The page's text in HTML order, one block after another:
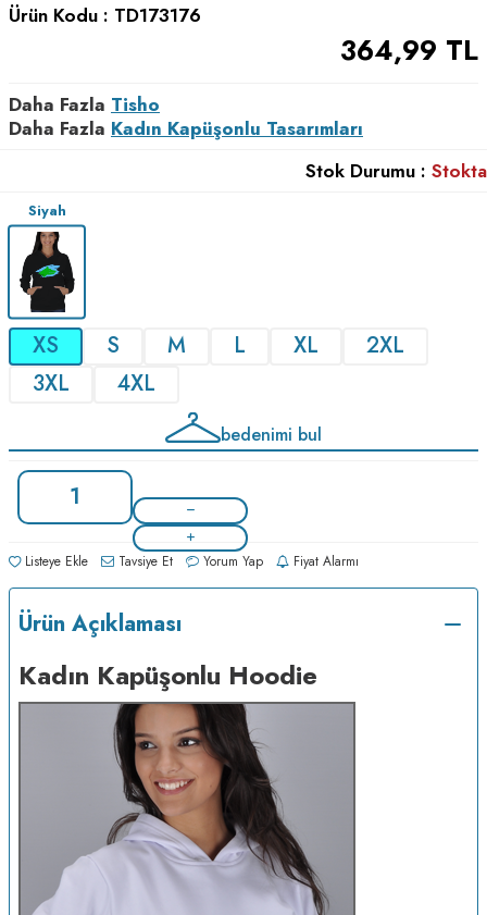
Ürün Kodu : TD173176
364,99 TL
Daha Fazla Tisho
Daha Fazla Kadın Kapüşonlu Tasarımları
Stok Durumu : Stokta
Siyah
XS S M L XL
2XL
3XL
4XL
bedenimi bul
Listeye Ekle Tavsiye Et Yorum Yap Fiyat Alarmı
Ürün Açıklaması
Kadın Kapüşonlu Hoodie